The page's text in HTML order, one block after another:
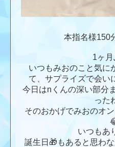
本指名様150
1ヶ月
いつもみおのこと気に
て、サプライズで会い
今日はnくんの深い部分
った
そのおかげでみおのオ
いつもあ
誕生日🎁もあると思わ